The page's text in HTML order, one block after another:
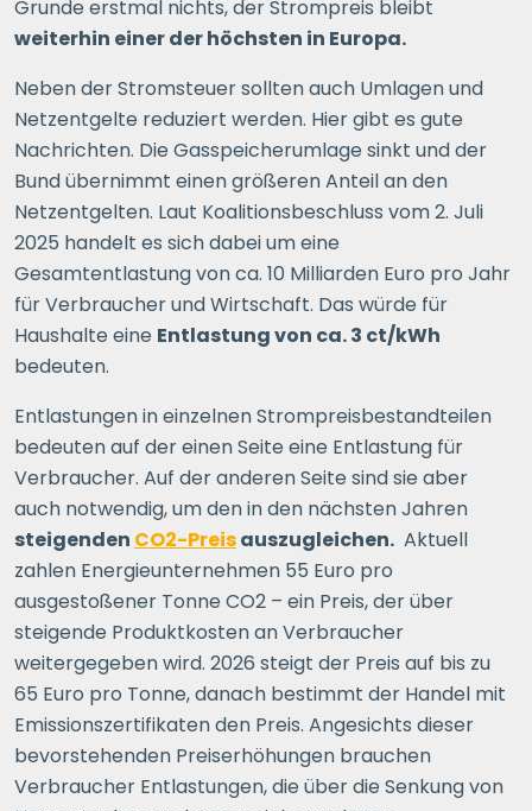
Grunde erstmal nichts, der Strompreis bleibt
weiterhin einer der höchsten in Europa.
Neben der Stromsteuer sollten auch Umlagen und
Netzentgelte reduziert werden. Hier gibt es gute
Nachrichten. Die Gasspeicherumlage sinkt und der
Bund übernimmt einen größeren Anteil an den
Netzentgelten. Laut Koalitionsbeschluss vom 2. Juli
2025 handelt es sich dabei um eine
Gesamtentlastung von ca. 10 Milliarden Euro pro Jahr
für Verbraucher und Wirtschaft. Das würde für
Haushalte eine Entlastung von ca. 3 ct/kWh
bedeuten.
Entlastungen in einzelnen Strompreisbestandteilen
bedeuten auf der einen Seite eine Entlastung für
Verbraucher. Auf der anderen Seite sind sie aber
auch notwendig, um den in den nächsten Jahren
steigenden CO2-Preisauszugleichen. Aktuell
zahlen Energieunternehmen 55 Euro pro
ausgestoßener Tonne CO2 – ein Preis, der über
steigende Produktkosten an Verbraucher
weitergegeben wird. 2026 steigt der Preis auf bis zu
65 Euro pro Tonne, danach bestimmt der Handel mit
Emissionszertifikaten den Preis. Angesichts dieser
bevorstehenden Preiserhöhungen brauchen
Verbraucher Entlastungen, die über die Senkung von